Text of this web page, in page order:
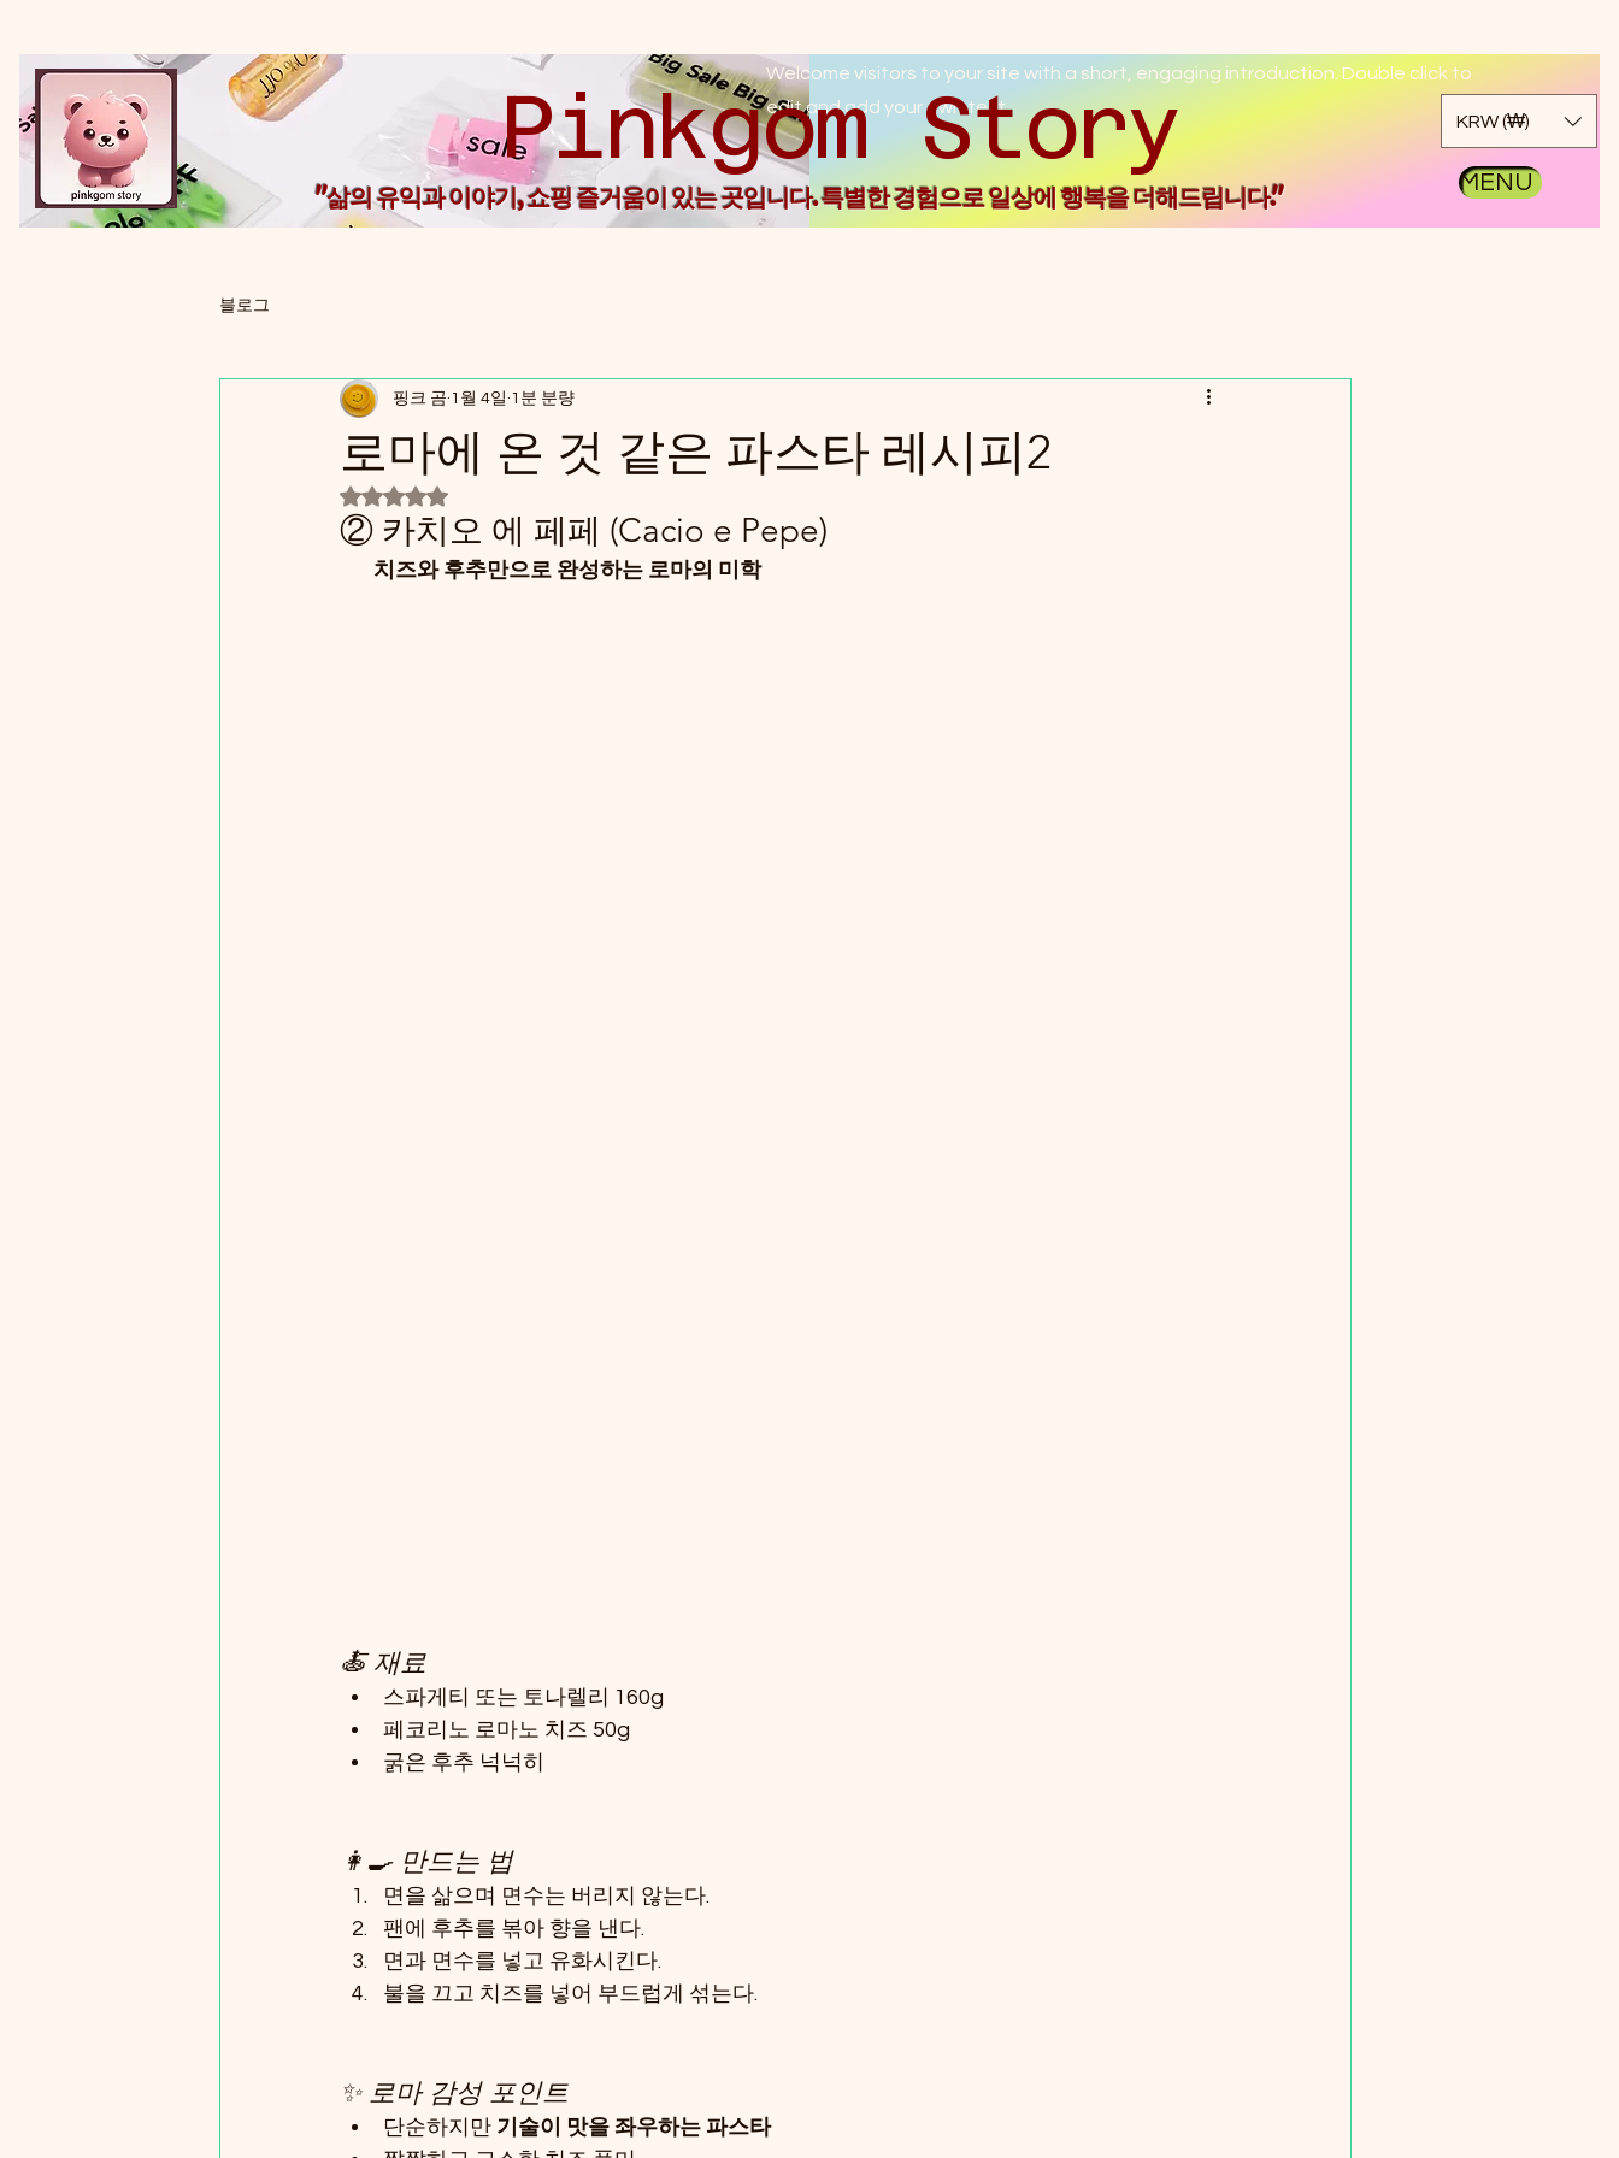
Welcome visitors to your site with a short, engaging introduction. Double click to
edit and add your own text.
KRW (₩)
MENU
"삶의 유익과 이야기, 쇼핑 즐거움이 있는 곳입니다. 특별한 경험으로 일상에 행복을 더해드립니다."
블로그
로마에 온 것 같은 파스타 레시피2
핑크 곰 1월 4일 1분 분량
별점 5점 중 NaN점을 주었습니다.
② 카치오 에 페페 (Cacio e Pepe)
       치즈와 후추만으로 완성하는 로마의 미학
🍝 재료
스파게티 또는 토나렐리 160g
페코리노 로마노 치즈 50g
굵은 후추 넉넉히
👩‍🍳 만드는 법
면을 삶으며 면수는 버리지 않는다.
팬에 후추를 볶아 향을 낸다.
면과 면수를 넣고 유화시킨다.
불을 끄고 치즈를 넣어 부드럽게 섞는다.
✨ 로마 감성 포인트
단순하지만 기술이 맛을 좌우하는 파스타